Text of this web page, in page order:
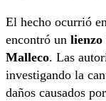
El hecho ocurrió
encontró un
Malleco. Las
investigando la
daños causados